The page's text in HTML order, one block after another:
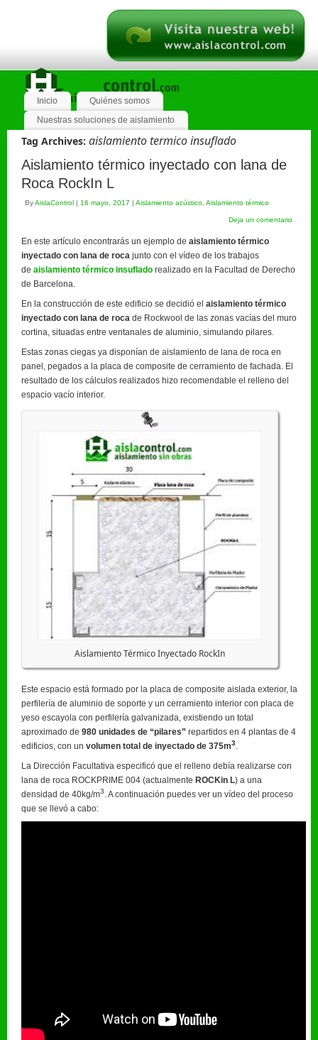
Inicio
Quiénes somos
Nuestras soluciones de aislamiento
Tag Archives: aislamiento termico insuflado
Aislamiento térmico inyectado con lana de
Roca RockIn L
ByAislaControl | 16 mayo, 2017 | Aislamiento acústico Aislamiento térmico
Deja un comentario
En este artículo encontrarás un ejemplo de aislamiento térmico
inyectado con lana de roca junto con el vídeo de los trabajos
de aislamiento térmico insuflado realizado en la Facultad de Derecho
de Barcelona.
En la construcción de este edificio se decidió el aislamiento térmico
inyectado con lana de roca de Rockwool de las zonas vacías del muro
cortina, situadas entre ventanales de aluminio, simulando pilares.
Estas zonas ciegas ya disponían de aislamiento de lana de roca en
panel, pegados a la placa de composite de cerramiento de fachada. El
resultado de los cálculos realizados hizo recomendable el relleno del
espacio vacío interior.
Aislamiento Térmico Inyectado RockIn
Este espacio está formado por la placa de composite aislada exterior, la
perfilería de aluminio de soporte y un cerramiento interior con placa de
yeso escayola con perfilería galvanizada, existiendo un total
aproximado de 980 unidades de “pilares” repartidos en 4 plantas de 4
edificios, con un volumen total de inyectado de 375m3.
La Dirección Facultativa especificó que el relleno debía realizarse con
lana de roca ROCKPRIME 004 (actualmente ROCKin L) a una
densidad de 40kg/m3. A continuación puedes ver un vídeo del proceso
que se llevó a cabo: